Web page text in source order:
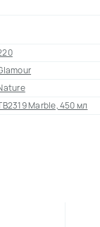
Marble, 450 мл